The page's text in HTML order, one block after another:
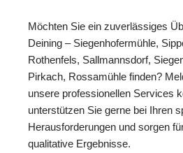
Möchten Sie ein zuverlässiges
Deining – Siegenhofermühle,
Rothenfels, Sallmannsdorf,
Pirkach, Rossamühle finden?
unsere professionellen Services
unterstützen Sie gerne bei Ihren
Herausforderungen und sorgen
qualitative Ergebnisse.